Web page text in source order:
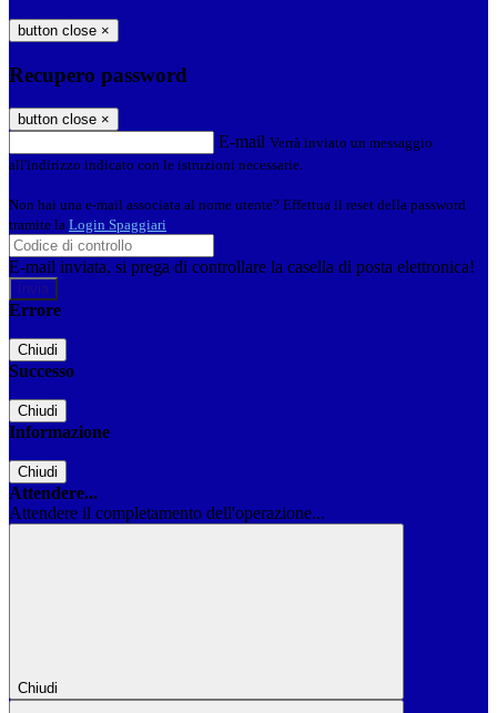
button close ×
Recupero password
button close ×
E-mail Verrà inviato un messaggio
all'indirizzo indicato con le istruzioni necessarie.
Non hai una e-mail associata al nome utente? Effettua il reset della password
tramite la Login Spaggiari
E-mail inviata, si prega di controllare la casella di posta elettronica!
Errore
Chiudi
Successo
Chiudi
Informazione
Chiudi
Attendere...
Attendere il completamento dell'operazione...
Chiudi